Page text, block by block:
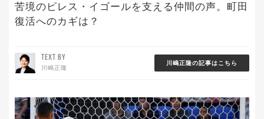
苦境のピレス・イゴールを支える仲間の声。町田
復活へのカギは？
TEXT BY
川嶋正隆
川嶋正隆の記事はこちら